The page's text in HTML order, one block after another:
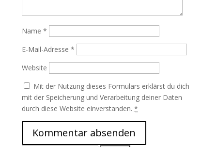
Name *
E-Mail-Adresse *
Website
Mit der Nutzung dieses Formulars erklärst du dich
mit der Speicherung und Verarbeitung deiner Daten
durch diese Website einverstanden. *